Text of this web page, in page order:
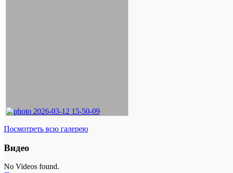
Посмотреть всю галерею
Видео
No Videos found.